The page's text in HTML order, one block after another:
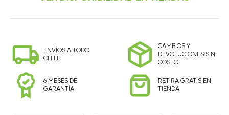
ENVÍOS A TODO
CHILE
CAMBIOS Y
DEVOLUCIONES SIN
COSTO
6 MESES DE
GARANTÍA
RETIRA GRATIS EN
TIENDA